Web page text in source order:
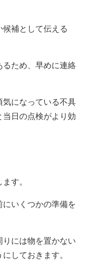
補として伝える
るため、早めに連絡
気になっている不具
日の点検がより効
す。
にいくつかの準備を
には物を置かない
しておきます。